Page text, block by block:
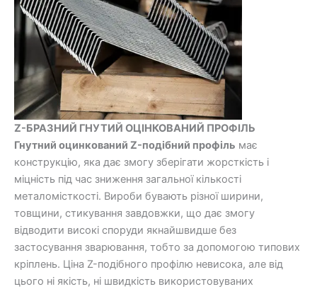
Z-БРАЗНИЙ ГНУТИЙ ОЦІНКОВАНИЙ ПРОФІЛЬ
Гнутний оцинкований Z-подібний профіль має
конструкцію, яка дає змогу зберігати жорсткість і
міцність під час зниження загальної кількості
металомісткості. Вироби бувають різної ширини,
товщини, стикування завдовжки, що дає змогу
відводити високі споруди якнайшвидше без
застосування зварювання, тобто за допомогою типових
кріплень. Ціна Z-подібного профілю невисока, але від
цього ні якість, ні швидкість використовуваних